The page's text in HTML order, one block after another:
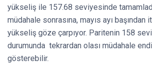
yükseliş ile 157.68 seviyesinde
müdahale sonrasına, mayıs ayı
yükseliş göze çarpıyor. Paritenin 158
durumunda tekrardan olası müdahale
gösterebilir.